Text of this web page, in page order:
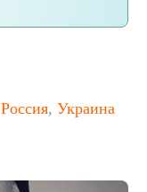
Россия, Украина